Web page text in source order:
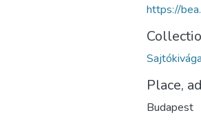
https://
Place,
Budapest